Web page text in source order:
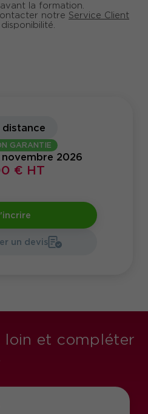
la formation.
notre Service Client
distance
GARANTIE
novembre 2026
€ HT
un devis
loin et compléter